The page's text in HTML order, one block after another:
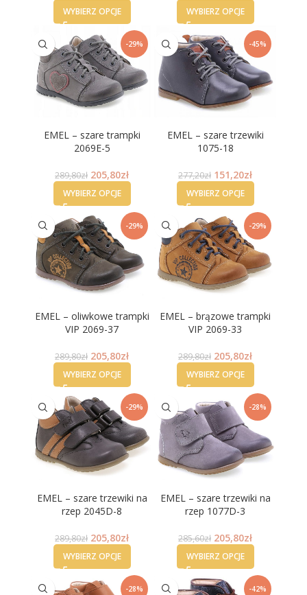
WYBIERZ OPCJE WYBIERZ OPCJE
-29%
EMEL – szare trampki
2069E-5
289,80zł 205,80zł
WYBIERZ OPCJE
-45%
EMEL – szare trzewiki
1075-18
277,20zł 151,20zł
WYBIERZ OPCJE
-29%
EMEL – oliwkowe trampki
VIP 2069-37
289,80zł 205,80zł
WYBIERZ OPCJE
-29%
EMEL – brązowe trampki
VIP 2069-33
289,80zł 205,80zł
WYBIERZ OPCJE
-29%
EMEL – szare trzewiki na
rzep 2045D-8
289,80zł 205,80zł
WYBIERZ OPCJE
-28%
EMEL – szare trzewiki na
rzep 1077D-3
285,60zł 205,80zł
WYBIERZ OPCJE
-28% -42%